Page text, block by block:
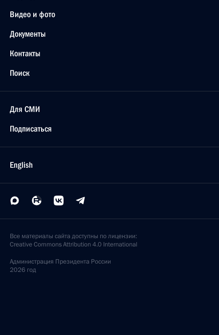
Видео и фото
Документы
Контакты
Поиск
Для СМИ
Подписаться
English
Все материалы сайта доступны по лицензии:
Creative Commons Attribution 4.0 International
Администрация Президента России
2026 год